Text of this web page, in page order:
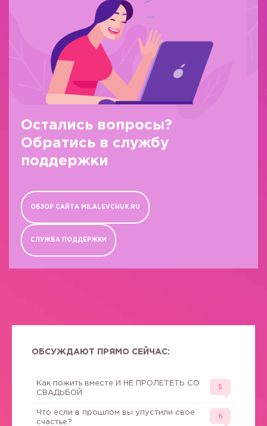
Остались вопросы?
Обратись в службу
поддержки
ОБЗОР САЙТА MILALEVCHUK.RU
СЛУЖБА ПОДДЕРЖКИ
ОБСУЖДАЮТ ПРЯМО СЕЙЧАС:
Как пожить вместе И НЕ ПРОЛЕТЕТЬ СО
СВАДЬБОЙ
5
Что если в прошлом вы упустили свое
счастье?
6